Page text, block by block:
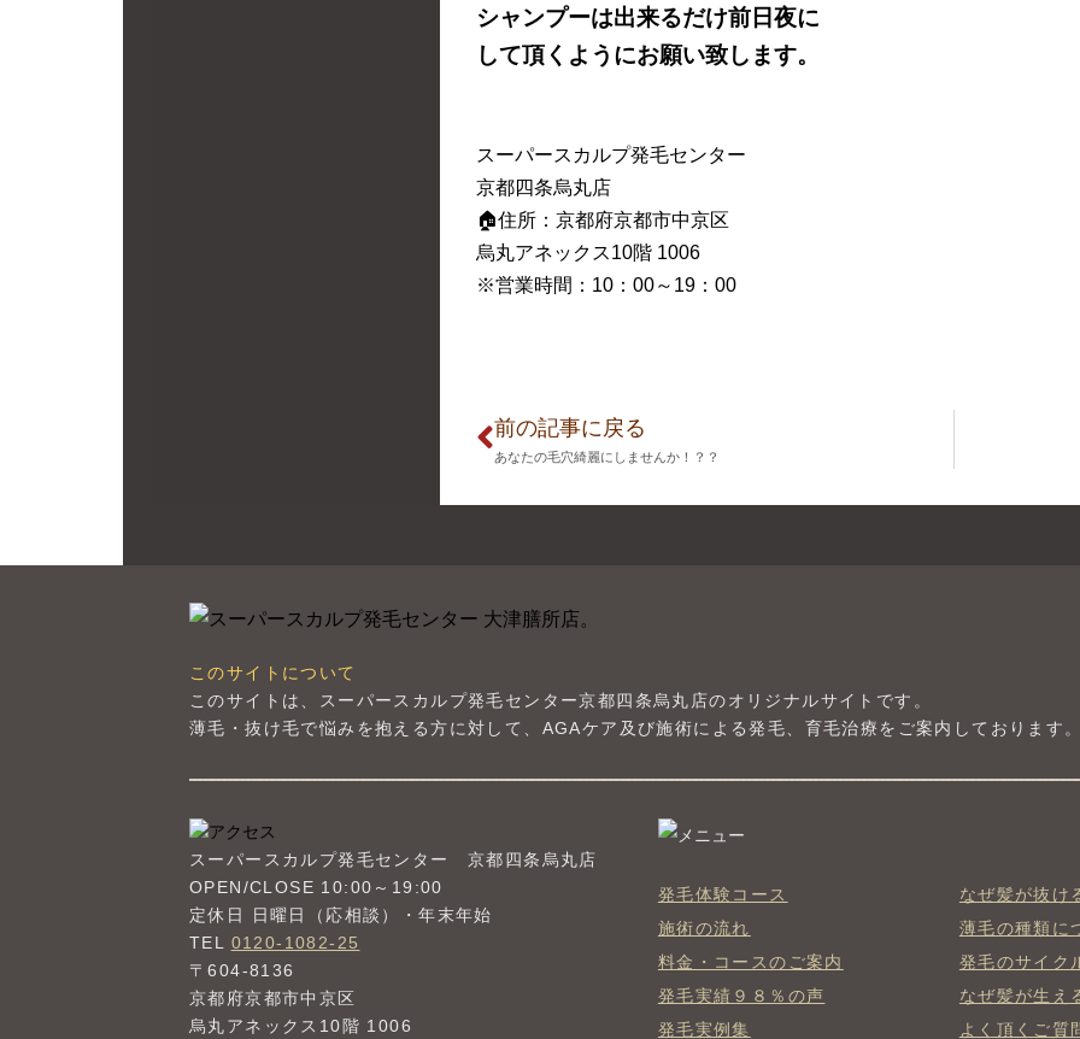
シャンプーは出来るだけ前日夜に
して頂くようにお願い致します。
スーパースカルプ発毛センター
京都四条烏丸店
🏠住所：京都府京都市中京区
烏丸アネックス10階 1006
※営業時間：10：00～19：00
前の記事に戻る
あなたの毛穴綺麗にしませんか！？？
このサイトについて
このサイトは、スーパースカルプ発毛センター京都四条烏丸店のオリジナルサイトです。
薄毛・抜け毛で悩みを抱える方に対して、AGAケア及び施術による発毛、育毛治療をご案内しております
スーパースカルプ発毛センター 京都四条烏丸店
OPEN/CLOSE 10:00～19:00
定休日 日曜日（応相談）・年末年始
TEL 0120-1082-25
〒604-8136
京都府京都市中京区
烏丸アネックス10階 1006
発毛体験コース
施術の流れ
料金・コースのご案内
発毛実績９８％の声
発毛実例集
なぜ髪が抜け
薄毛の種類に
発毛のサイク
なぜ髪が生え
よく頂くご質